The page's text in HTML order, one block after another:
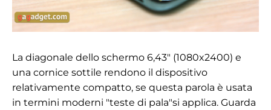
La diagonale dello schermo 6,43" (1080x2400) e
una cornice sottile rendono il dispositivo
relativamente compatto, se questa parola è usata
in termini moderni "teste di pala"si applica. Guarda